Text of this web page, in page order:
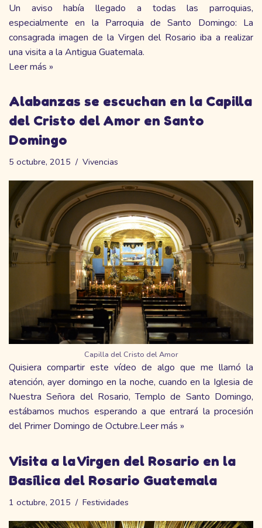
Un aviso había llegado a todas las parroquias,
especialmente en la Parroquia de Santo Domingo: La
consagrada imagen de la Virgen del Rosario iba a realizar
una visita a la Antigua Guatemala.
Leer más »
Alabanzas se escuchan en la Capilla
del Cristo del Amor en Santo
Domingo
5 octubre, 2015 Vivencias
Capilla del Cristo del Amor
Quisiera compartir este vídeo de algo que me llamó la
atención, ayer domingo en la noche, cuando en la Iglesia de
Nuestra Señora del Rosario, Templo de Santo Domingo,
estábamos muchos esperando a que entrará la procesión
del Primer Domingo de Octubre.Leer más »
Visita a la Virgen del Rosario en la
Basílica del Rosario Guatemala
1 octubre, 2015 Festividades